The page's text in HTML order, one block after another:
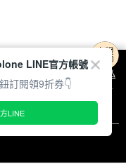
方式之詳情，及若您不希
設定，請參閱本網站「
隱私
您同意本公司得按本網站使
LINE官方帳號
訂閱領9折券👇
LINE